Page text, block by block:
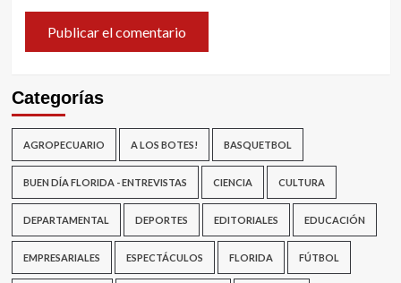
Categorías
AGROPECUARIO A LOS BOTES! BASQUETBOL
BUEN DÍA FLORIDA - ENTREVISTAS CIENCIA CULTURA
DEPARTAMENTAL DEPORTES EDITORIALES EDUCACIÓN
EMPRESARIALES ESPECTÁCULOS FLORIDA FÚTBOL